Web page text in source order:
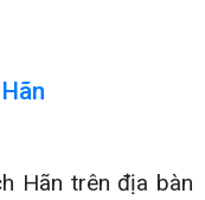
Hãn trên địa bàn